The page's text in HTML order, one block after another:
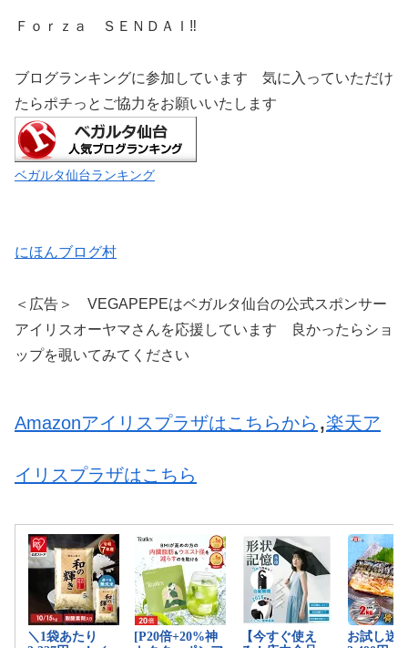
Ｆｏｒｚａ ＳＥＮＤＡＩ‼
ブログランキングに参加しています 気に入っていただけ
たらポチっとご協力をお願いいたします
ベガルタ仙台ランキング
にほんブログ村
＜広告＞ VEGAPEPEはベガルタ仙台の公式スポンサー
アイリスオーヤマさんを応援しています 良かったらショ
ップを覗いてみてください
Amazonアイリスプラザはこちらから ,楽天ア
イリスプラザはこちら